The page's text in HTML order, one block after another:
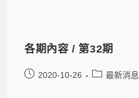
各期內容 / 第32期
2020-10-26 最新消息